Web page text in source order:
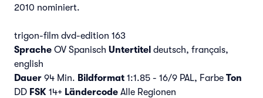
2010 nominiert.
trigon-film dvd-edition 163
Sprache OV Spanisch Untertitel deutsch, français,
english
Dauer 94 Min. Bildformat 1:1.85 - 16/9 PAL, Farbe Ton
DD FSK 14+ Ländercode Alle Regionen